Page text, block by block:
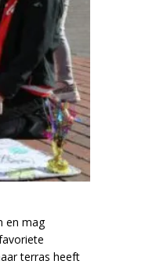
en mag
terras heeft